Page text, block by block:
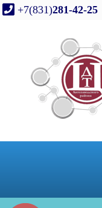
+7(831)281-42-25